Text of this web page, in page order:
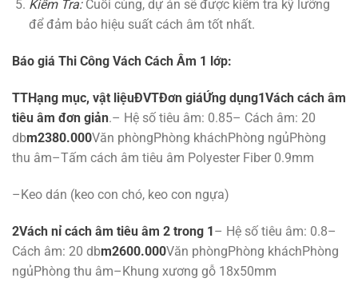
Kiểm Tra:Cuối cùng, dự án sẽ được kiểm tra kỹ lưỡng
để đảm bảo hiệu suất cách âm tốt nhất.
Báo giá Thi Công Vách Cách Âm 1 lớp:
TTHạng mục, vật liệuĐVTĐơn giáỨng dụng1Vách cách âm
tiêu âm đơn giản.– Hệ số tiêu âm: 0.85– Cách âm: 20
dbm2380.000Văn phòngPhòng kháchPhòng ngủPhòng
thu âm–Tấm cách âm tiêu âm Polyester Fiber 0.9mm
–Keo dán (keo con chó, keo con ngựa)
2Vách nỉ cách âm tiêu âm 2 trong 1– Hệ số tiêu âm: 0.8–
Cách âm: 20 dbm2600.000Văn phòngPhòng kháchPhòng
ngủPhòng thu âm–Khung xương gỗ 18x50mm